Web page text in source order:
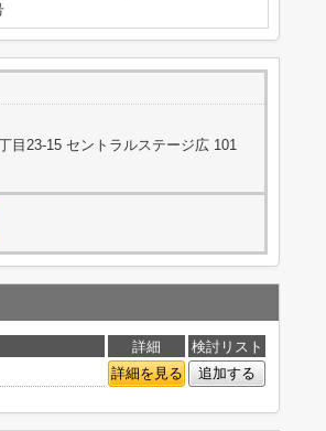
目23-15 セントラルステージ広 101
詳細
検討リスト
詳細を見る 追加する